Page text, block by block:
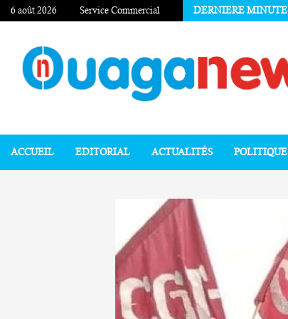
6 août 2026 Service Commercial DERNIERE MINUTE
ACCUEIL EDITORIAL ACTUALITÉS POLITIQUE